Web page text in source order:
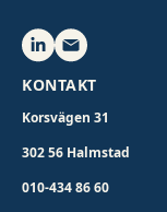
KONTAKT
Korsvägen 31
302 56 Halmstad
010-434 86 60